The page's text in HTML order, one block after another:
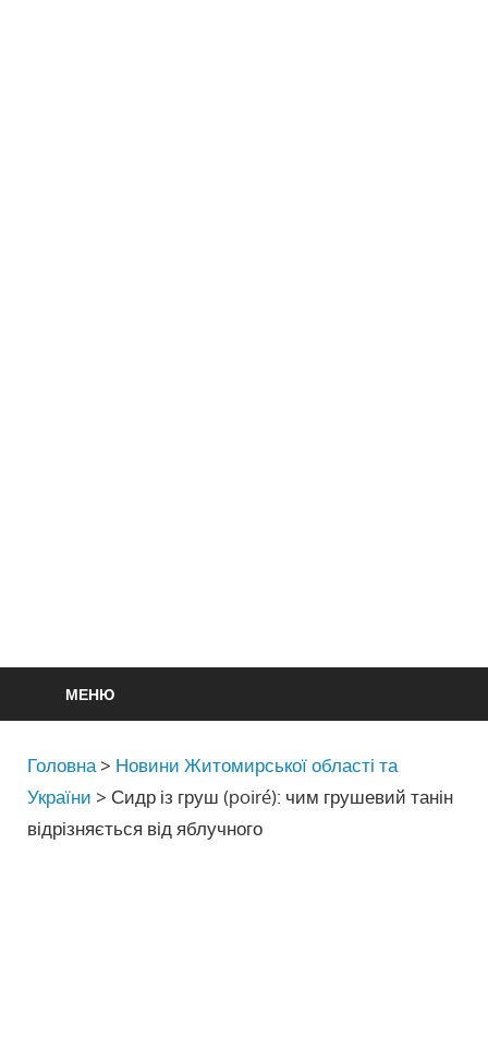
МЕНЮ
Головна > Новини Житомирської області та
України > Сидр із груш (poiré): чим грушевий танін
відрізняється від яблучного